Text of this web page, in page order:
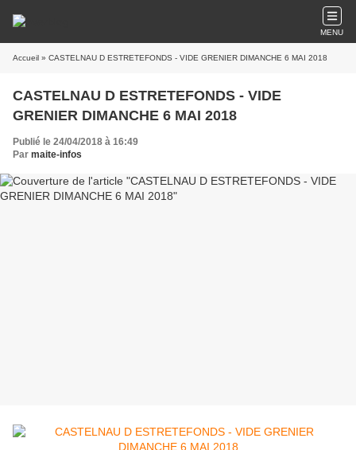
MENU
Accueil » CASTELNAU D ESTRETEFONDS - VIDE GRENIER DIMANCHE 6 MAI 2018
CASTELNAU D ESTRETEFONDS - VIDE
GRENIER DIMANCHE 6 MAI 2018
Publié le 24/04/2018 à 16:49
Par maite-infos